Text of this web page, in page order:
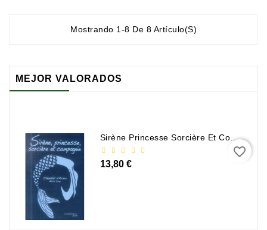
Mostrando 1-8 De 8 Artículo(s)
MEJOR VALORADOS
Sirène Princesse Sorcière Et Compagnie
13,80 €
favorite_border